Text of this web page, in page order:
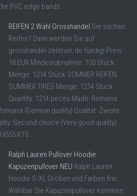
PVC edge bands ...
REIFEN 2.Wahl Grosshandel Sie suchen
Reifen? Dann werden Sie auf
grosshandel-zentrum.de fündig! Preis:
18 EUR Mindestabnahme: 100 Stück
Menge: 1214 Stück SOMMER REIFEN
SUMMER TIRES Menge: 1214 Stück
Quantity: 1214 peces Made: Romania
(German quality) Qualität: Zweite
Second choice (Very good quality)
R15: ...
Ralph Lauren Pullover Hoodie
Kapuzenpullover NEU Ralph Lauren
Hoodie S-XL Großen und Farben frei
Wählbar Die Kapuzenpullover kommen